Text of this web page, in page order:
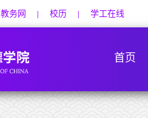
教务网 | 校历 | 学工在线
首页